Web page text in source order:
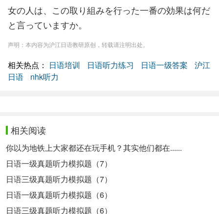
女の人は、この取り組みを行った一番の効果は何だ
と言っていますか。
声明：本内容为沪江日语教研原创，转载请注明出处。
相关热点： 日语培训 日语听力练习 日语一级答案
沪江
日语
nhk听力
相关阅读
你以为地铁上大家都还在玩手机？其实他们都在......
日语一级真题听力模拟题（7）
日语三级真题听力模拟题（7）
日语一级真题听力模拟题（6）
日语三级真题听力模拟题（6）